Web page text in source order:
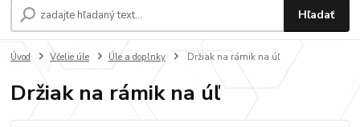
Hľadať
Úvod Včelie úle Úle a doplnky Držiak na rámik na úľ
Držiak na rámik na úľ